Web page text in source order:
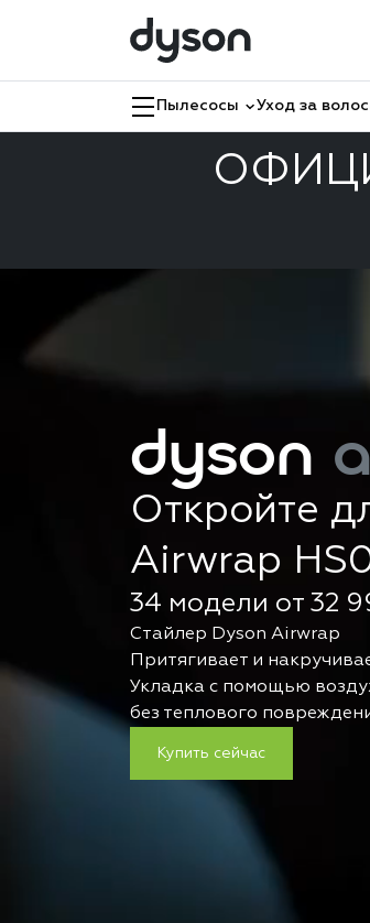
Пылесосы Уход за
dyson
Откройте
Airwrap
34 модели от 32
Стайлер Dyson Airwrap
Притягивает и
Укладка с помощью
без теплового
Купить сейчас